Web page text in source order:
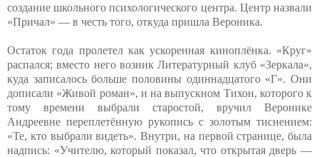
создание школьного психологического центра. Центр назвали
«Причал» — в честь того, откуда пришла Вероника.
Остаток года пролетел как ускоренная киноплёнка. «Круг»
распался; вместо него возник Литературный клуб «Зеркала»,
куда записалось больше половины одиннадцатого «Г». Они
дописали «Живой роман», и на выпускном Тихон, которого к
тому времени выбрали старостой, вручил Веронике
Андреевне переплетённую рукопись с золотым тиснением:
«Те, кто выбрали видеть». Внутри, на первой странице, была
надпись: «Учителю, который показал, что открытая дверь —